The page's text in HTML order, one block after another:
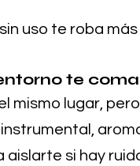
uso te roba
te coma
mismo lugar,
aislarte si hay